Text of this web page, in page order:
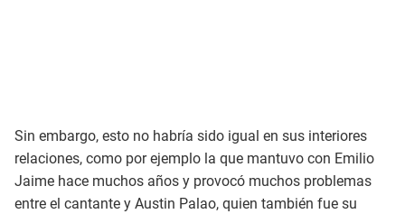
Sin embargo, esto no habría sido igual en sus interiores
relaciones, como por ejemplo la que mantuvo con Emilio
Jaime hace muchos años y provocó muchos problemas
entre el cantante y Austin Palao, quien también fue su